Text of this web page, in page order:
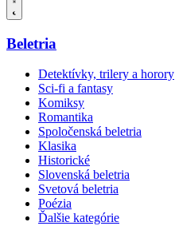
Beletria
Detektívky, trilery a horory
Sci-fi a fantasy
Komiksy
Romantika
Spoločenská beletria
Klasika
Historické
Slovenská beletria
Svetová beletria
Poézia
Ďalšie kategórie